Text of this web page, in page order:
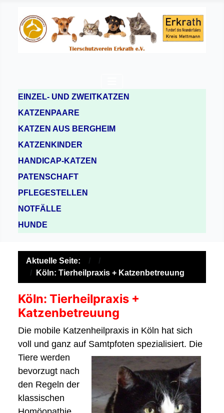
EINZEL- UND ZWEITKATZEN
KATZENPAARE
KATZEN AUS BERGHEIM
KATZENKINDER
HANDICAP-KATZEN
PATENSCHAFT
PFLEGESTELLEN
NOTFÄLLE
HUNDE
Aktuelle Seite:
Köln: Tierheilpraxis + Katzenbetreuung
Köln: Tierheilpraxis +
Katzenbetreuung
Die mobile Katzenheilpraxis in Köln hat sich
voll und ganz auf Samtpfoten spezialisiert. Die
Tiere werden
bevorzugt nach
den Regeln der
klassischen